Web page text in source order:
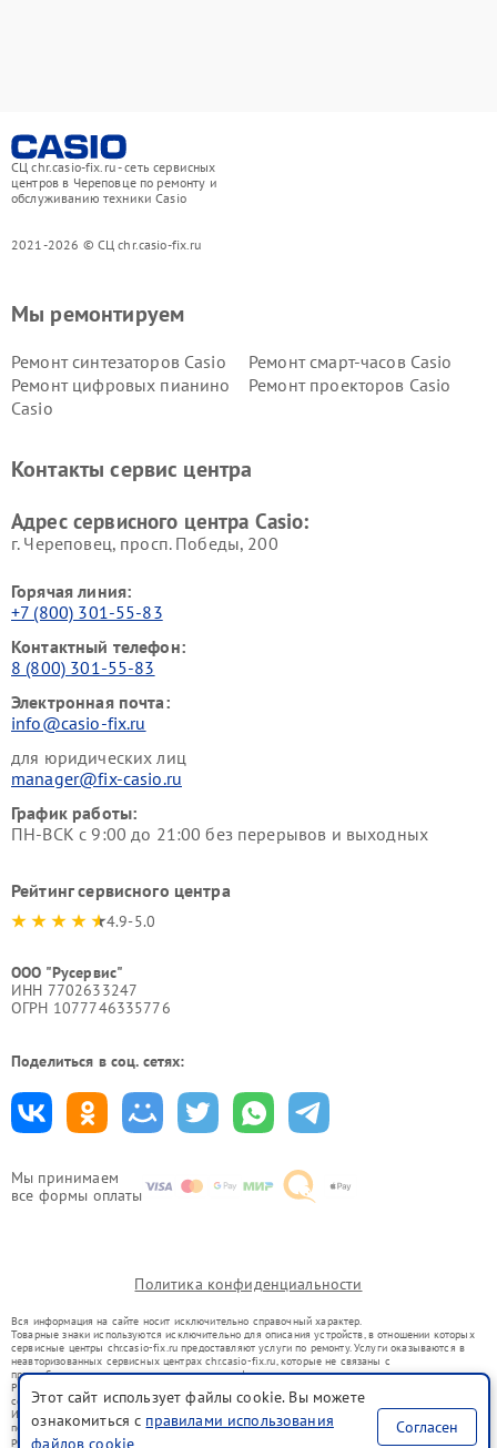
СЦ chr.casio-fix.ru - сеть сервисных
центров в Череповце по ремонту и
обслуживанию техники Casio
2021-2026 © СЦ chr.casio-fix.ru
Мы принимаем
все формы оплаты
Мы ремонтируем
Ремонт синтезаторов Casio
Ремонт смарт-часов Casio
Ремонт цифровых пианино
Casio
Ремонт проекторов Casio
Контакты сервис центра
Адрес сервисного центра Casio:
г. Череповец, просп. Победы, 200
Горячая линия:
+7 (800) 301-55-83
Контактный телефон:
8 (800) 301-55-83
Электронная почта:
info@casio-fix.ru
для юридических лиц
manager@fix-casio.ru
График работы:
ПН-ВСК с 9:00 до 21:00 без перерывов и выходных
Рейтинг сервисного центра
4.9-5.0
ООО "Русервис"
ИНН 7702633247
ОГРН 1077746335776
Поделиться в соц. сетях:
Политика конфиденциальности
Вся информация на сайте носит исключительно справочный характер.
Товарные знаки используются исключительно для описания устройств, в отношении которых
сервисные центры chr.casio-fix.ru предоставляют услуги по ремонту. Услуги оказываются в
неавторизованных сервисных центрах chr.casio-fix.ru, которые не связаны с
правообладателями товарных знаков или их официальными представителями.
Ремонт осуществляется для устройств, уже введенных в гражданский оборот в соответствии
со статьей 1487 ГК РФ.
Использование товарных знаков не преследует цели индивидуализации услуг или введения
потребителей в заблуждение, а служит для информирования о предоставляемых услугах по
ремонту техники указанных брендов.
Этот сайт использует файлы cookie. Вы можете
ознакомиться с правилами использования
файлов cookie
Согласен